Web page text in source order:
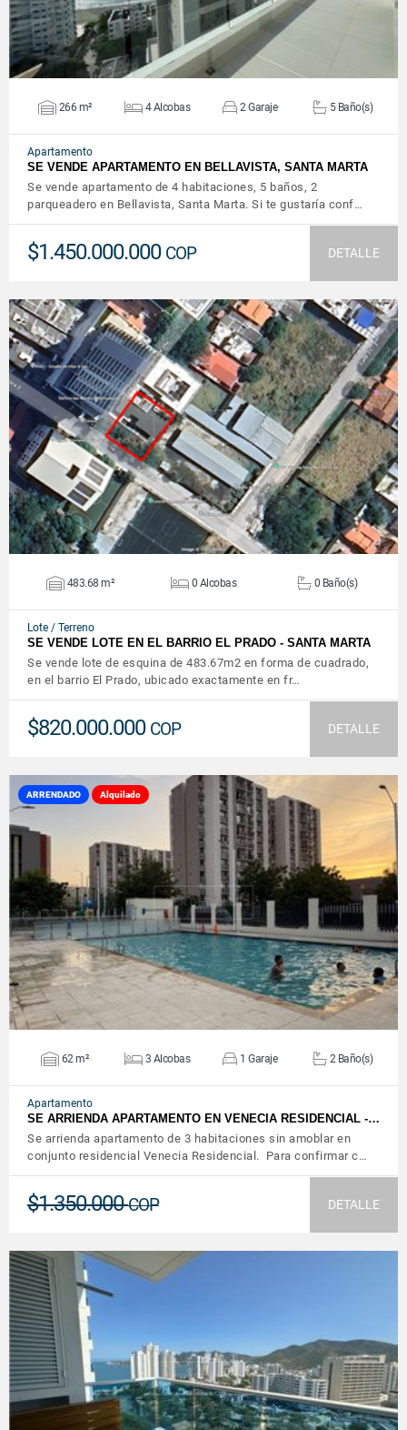
266 m² 4 Alcobas 2 Garaje 5 Baño(s)
Apartamento
SE VENDE APARTAMENTO EN BELLAVISTA, SANTA MARTA
Se vende apartamento de 4 habitaciones, 5 baños, 2
parqueadero en Bellavista, Santa Marta. Si te gustaría conf…
$1.450.000.000 COP DETALLE
VER DETALLES
483.68 m² 0 Alcobas 0 Baño(s)
Lote / Terreno
SE VENDE LOTE EN EL BARRIO EL PRADO - SANTA MARTA
Se vende lote de esquina de 483.67m2 en forma de cuadrado,
en el barrio El Prado, ubicado exactamente en fr…
$820.000.000 COP DETALLE
ARRENDADO Alquilado
VER DETALLES
62 m² 3 Alcobas 1 Garaje 2 Baño(s)
Apartamento
SE ARRIENDA APARTAMENTO EN VENECIA RESIDENCIAL -…
Se arrienda apartamento de 3 habitaciones sin amoblar en
conjunto residencial Venecia Residencial. Para confirmar c…
$1.350.000COP DETALLE
VER DETALLES